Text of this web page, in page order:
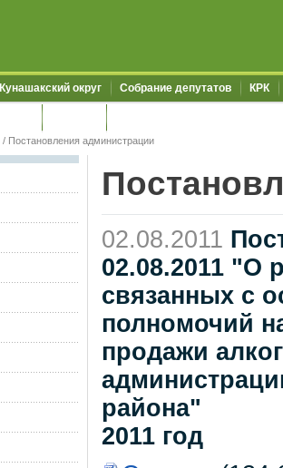
Кунашакский округ Собрание депутатов КРК
/ Постановления администрации
02.08.2011
02.08.2011 "О
связанных с
полномочий
продажи
района"
2011 год